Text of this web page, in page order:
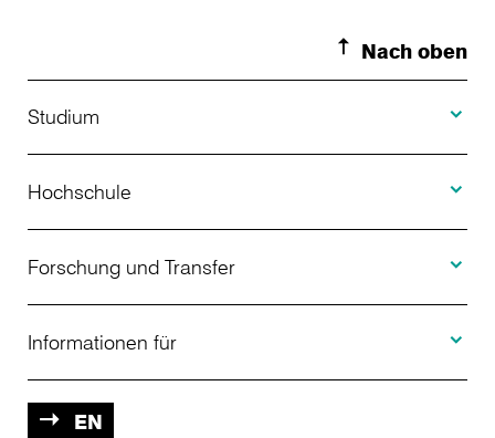
Nach oben
Studium
Studienangebot
Bewerbung
Studienberatung
Weiterbildung
Hochschule
Über uns
Aktuelles
Veranstaltungen
Forschung und Transfer
Projekte
Informationen für
Studieninteressierte
EN